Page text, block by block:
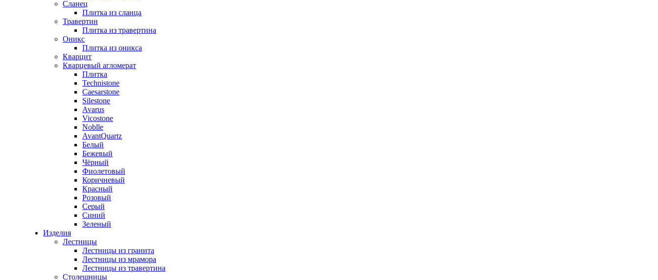
Сланец
Плитка из сланца
Травертин
Плитка из травертина
Оникс
Плитка из оникса
Кварцит
Кварцевый агломерат
Плитка
Technistone
Caesarstone
Silestone
Avarus
Vicostone
Noblle
AvantQuartz
Белый
Бежевый
Чёрный
Фиолетовый
Коричневый
Красный
Розовый
Серый
Синий
Зеленый
Изделия
Лестницы
Лестницы из гранита
Лестницы из мрамора
Лестницы из травертина
Столешницы